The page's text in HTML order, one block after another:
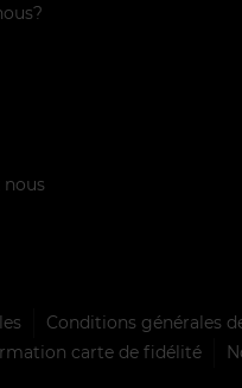
nous
Conditions générales
carte de fidélité